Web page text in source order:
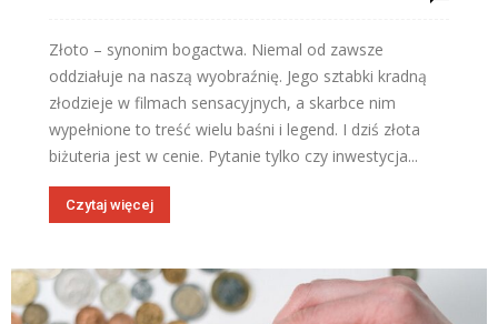
Złoto – synonim bogactwa. Niemal od zawsze
oddziałuje na naszą wyobraźnię. Jego sztabki kradną
złodzieje w filmach sensacyjnych, a skarbce nim
wypełnione to treść wielu baśni i legend. I dziś złota
biżuteria jest w cenie. Pytanie tylko czy inwestycja...
Czytaj więcej